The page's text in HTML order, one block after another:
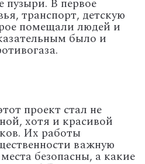
В первое
транспорт, детскую
помещали людей и
было и
проект стал не
хотя и красивой
Их работы
важную
безопасны, а какие